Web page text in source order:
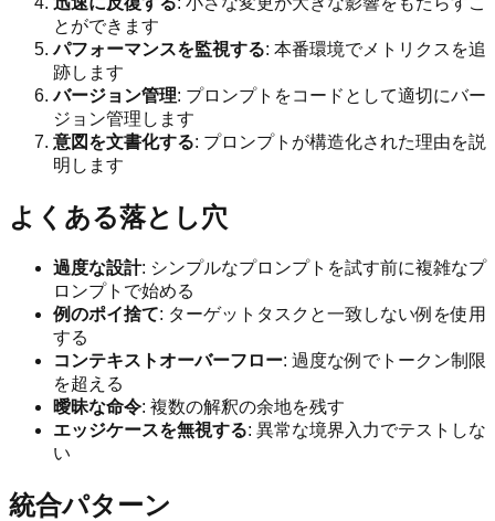
とができます
パフォーマンスを監視する: 本番環境でメトリクスを追
跡します
バージョン管理: プロンプトをコードとして適切にバー
ジョン管理します
意図を文書化する: プロンプトが構造化された理由を説
明します
よくある落とし穴
過度な設計: シンプルなプロンプトを試す前に複雑なプ
ロンプトで始める
例のポイ捨て: ターゲットタスクと一致しない例を使用
する
コンテキストオーバーフロー: 過度な例でトークン制限
を超える
曖昧な命令: 複数の解釈の余地を残す
エッジケースを無視する: 異常な境界入力でテストしな
い
統合パターン